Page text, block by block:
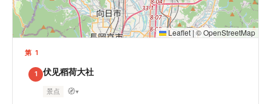
Leaflet |©OpenStreetMap
第 1
1 伏见稻荷大社
景点 🧭▾